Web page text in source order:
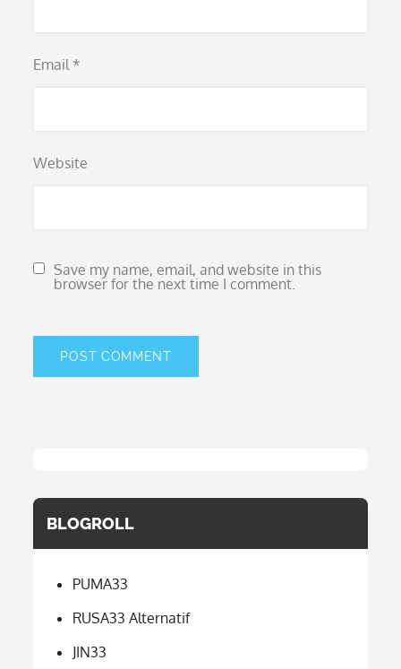
Email *
Website
Save my name, email, and website in this
browser for the next time I comment.
BLOGROLL
PUMA33
RUSA33 Alternatif
JIN33